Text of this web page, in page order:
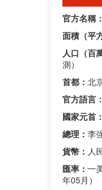
官方名稱：
面積（平
人口（百
測）
首都： 北
官方語言：
國家元首：
總理： 李
貨幣： 人
匯率： 一
年05月）